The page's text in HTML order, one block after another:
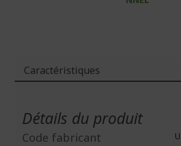
Caractéristiques
Détails du produit
Code fabricant